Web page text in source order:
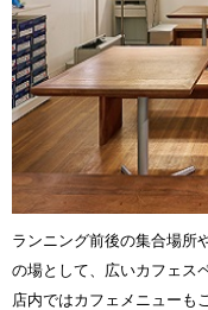
ランニング前後の集合場所
の場として、広いカフェス
店内ではカフェメニューも